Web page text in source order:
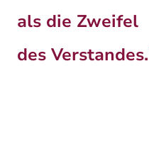
als die Zweifel
des